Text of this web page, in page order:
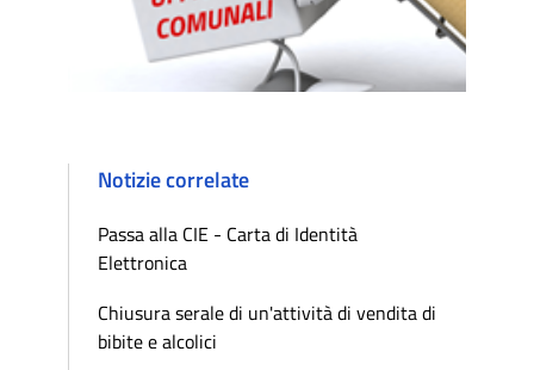
Notizie correlate
Passa alla CIE - Carta di Identità
Elettronica
Chiusura serale di un'attività di vendita di
bibite e alcolici